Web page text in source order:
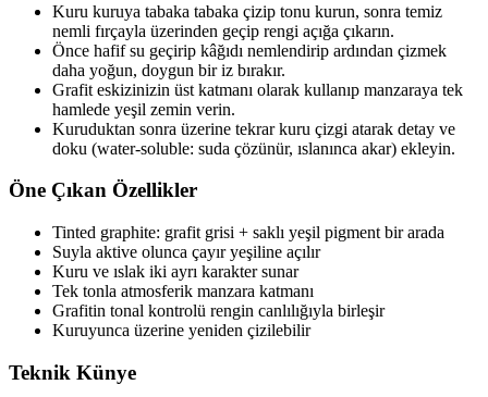
Kuru kuruya tabaka tabaka çizip tonu kurun, sonra temiz
nemli fırçayla üzerinden geçip rengi açığa çıkarın.
Önce hafif su geçirip kâğıdı nemlendirip ardından çizmek
daha yoğun, doygun bir iz bırakır.
Grafit eskizinizin üst katmanı olarak kullanıp manzaraya tek
hamlede yeşil zemin verin.
Kuruduktan sonra üzerine tekrar kuru çizgi atarak detay ve
doku (water-soluble: suda çözünür, ıslanınca akar) ekleyin.
Öne Çıkan Özellikler
Tinted graphite: grafit grisi + saklı yeşil pigment bir arada
Suyla aktive olunca çayır yeşiline açılır
Kuru ve ıslak iki ayrı karakter sunar
Tek tonla atmosferik manzara katmanı
Grafitin tonal kontrolü rengin canlılığıyla birleşir
Kuruyunca üzerine yeniden çizilebilir
Teknik Künye